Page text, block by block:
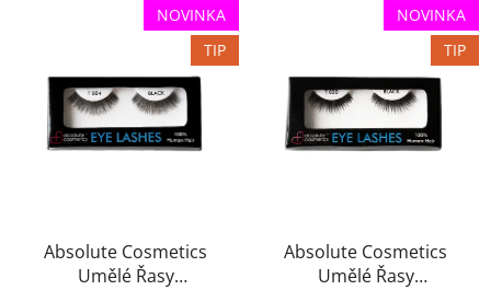
NOVINKA
TIP
Absolute Cosmetics
Umělé Řasy
NOVINKA
TIP
Absolute Cosmetics
Umělé Řasy